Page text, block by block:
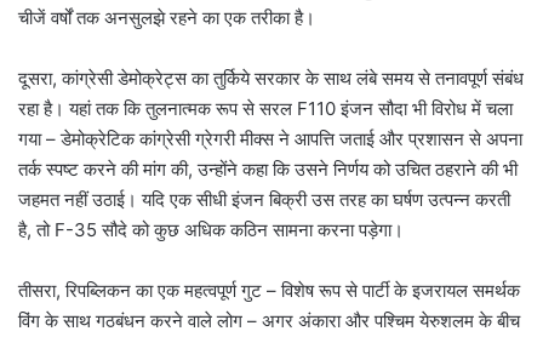
चीजें वर्षों तक अनसुलझे रहने का एक तरीका है।
दूसरा, कांग्रेसी डेमोक्रेट्स का तुर्किये सरकार के साथ लंबे समय से तनावपूर्ण संबंध
रहा है। यहां तक ​​कि तुलनात्मक रूप से सरल F110 इंजन सौदा भी विरोध में चला
गया – डेमोक्रेटिक कांग्रेसी ग्रेगरी मीक्स ने आपत्ति जताई और प्रशासन से अपना
तर्क स्पष्ट करने की मांग की, उन्होंने कहा कि उसने निर्णय को उचित ठहराने की भी
जहमत नहीं उठाई। यदि एक सीधी इंजन बिक्री उस तरह का घर्षण उत्पन्न करती
है, तो F-35 सौदे को कुछ अधिक कठिन सामना करना पड़ेगा।
तीसरा, रिपब्लिकन का एक महत्वपूर्ण गुट – विशेष रूप से पार्टी के इजरायल समर्थक
विंग के साथ गठबंधन करने वाले लोग – अगर अंकारा और पश्चिम येरुशलम के बीच